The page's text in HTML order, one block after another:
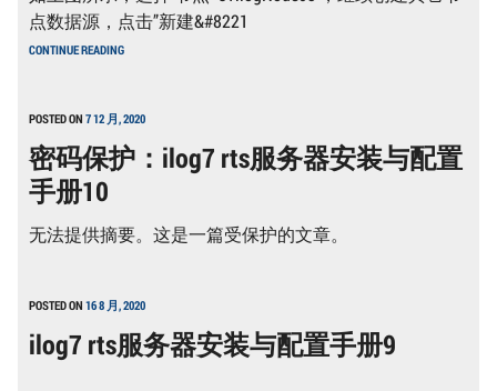
手
册
6
点数据源，点击”新建&#8221
CONTINUE READINGILOG7
RES
器
装
与
册
POSTED ON 7 12 月, 2020
密码保护：ilog7 rts服务器安装与配置
手册10
无法提供摘要。这是一篇受保护的文章。
POSTED ON 16 8 月, 2020
ilog7 rts服务器安装与配置手册9